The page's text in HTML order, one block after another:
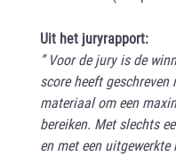
Uit het juryrapport:
” Voor de jury is de
score heeft
materiaal om een
bereiken. Met slechts
en met een